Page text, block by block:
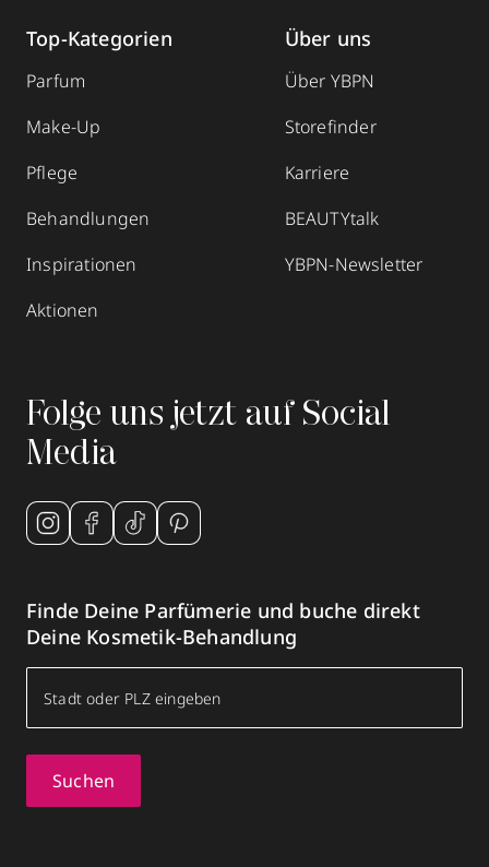
Top-Kategorien
Parfum
Make-Up
Pflege
Behandlungen
Inspirationen
Aktionen
Über uns
Über YBPN
Storefinder
Karriere
BEAUTYtalk
YBPN-Newsletter
Folge uns jetzt auf Social
Media
Finde Deine Parfümerie und buche direkt
Deine Kosmetik-Behandlung
Suchen